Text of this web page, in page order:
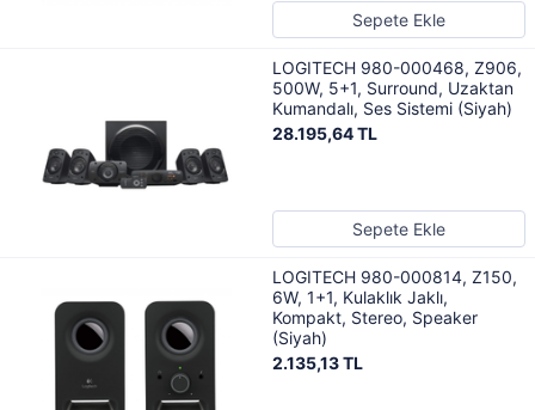
Sepete Ekle
LOGITECH 980-000468, Z906,
500W, 5+1, Surround, Uzaktan
Kumandalı, Ses Sistemi (Siyah)
28.195,64 TL
Sepete Ekle
LOGITECH 980-000814, Z150,
6W, 1+1, Kulaklık Jaklı,
Kompakt, Stereo, Speaker
(Siyah)
2.135,13 TL